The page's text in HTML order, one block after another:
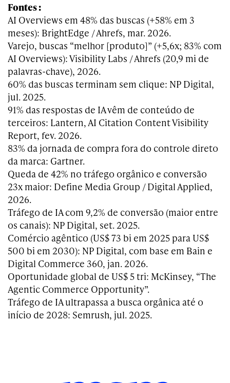
Fontes :
AI Overviews em 48% das buscas (+58% em 3
meses): BrightEdge / Ahrefs, mar. 2026.
Varejo, buscas “melhor [produto]” (+5,6x; 83% com
AI Overviews): Visibility Labs / Ahrefs (20,9 mi de
palavras-chave), 2026.
60% das buscas terminam sem clique: NP Digital,
jul. 2025.
91% das respostas de IA vêm de conteúdo de
terceiros: Lantern, AI Citation Content Visibility
Report, fev. 2026.
83% da jornada de compra fora do controle direto
da marca: Gartner.
Queda de 42% no tráfego orgânico e conversão
23x maior: Define Media Group / Digital Applied,
2026.
Tráfego de IA com 9,2% de conversão (maior entre
os canais): NP Digital, set. 2025.
Comércio agêntico (US$ 73 bi em 2025 para US$
500 bi em 2030): NP Digital, com base em Bain e
Digital Commerce 360, jan. 2026.
Oportunidade global de US$ 5 tri: McKinsey, “The
Agentic Commerce Opportunity”.
Tráfego de IA ultrapassa a busca orgânica até o
início de 2028: Semrush, jul. 2025.